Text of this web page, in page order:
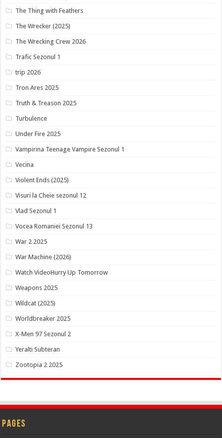
The Thing with Feathers
The Wrecker (2025)
The Wrecking Crew 2026
Trafic Sezonul 1
trip 2026
Tron Ares 2025
Truth & Treason 2025
Turbulence
Under Fire 2025
Vampirina Teenage Vampire Sezonul 1
Vecina
Violent Ends (2025)
Visuri la Cheie sezonul 12
Vlad Sezonul 1
Vocea Romaniei Sezonul 13
War 2 2025
War Machine (2026)
Watch VideoHurry Up Tomorrow
Weapons 2025
Wildcat (2025)
Worldbreaker 2025
X-Men 97 Sezonul 2
Yeralti Subteran
Zootopia 2 2025
Pages